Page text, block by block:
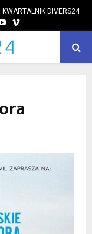
KWARTALNIK DIVERS24
YOUTUBE
VIMEO